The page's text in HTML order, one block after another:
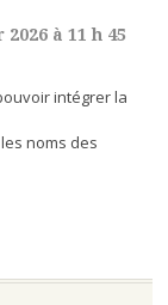
à 11 h 45
intégrer la
noms des